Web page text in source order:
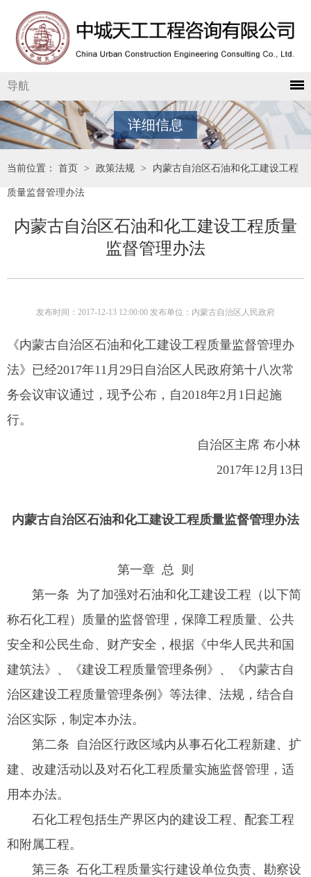
导航
详细信息
当前位置： 首页 > 政策法规 > 内蒙古自治区石油和化工建设工程
质量监督管理办法
内蒙古自治区石油和化工建设工程质量
监督管理办法
发布时间：2017-12-13 12:00:00 发布单位：内蒙古自治区人民政府
《内蒙古自治区石油和化工建设工程质量监督管理办
法》已经2017年11月29日自治区人民政府第十八次常
务会议审议通过，现予公布，自2018年2月1日起施
行。
自治区主席 布小林
2017年12月13日
内蒙古自治区石油和化工建设工程质量监督管理办法
第一章 总 则
第一条 为了加强对石油和化工建设工程（以下简
称石化工程）质量的监督管理，保障工程质量、公共
安全和公民生命、财产安全，根据《中华人民共和国
建筑法》、《建设工程质量管理条例》、《内蒙古自
治区建设工程质量管理条例》等法律、法规，结合自
治区实际，制定本办法。
第二条 自治区行政区域内从事石化工程新建、扩
建、改建活动以及对石化工程质量实施监督管理，适
用本办法。
石化工程包括生产界区内的建设工程、配套工程
和附属工程。
第三条 石化工程质量实行建设单位负责、勘察设